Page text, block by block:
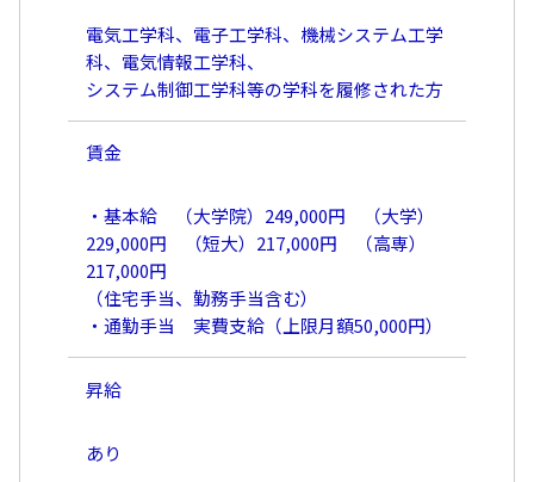
電気工学科、電子工学科、機械システム工学
科、電気情報工学科、
システム制御工学科等の学科を履修された方
賃金
・基本給 （大学院）249,000円 （大学）
229,000円 （短大）217,000円 （高専）
217,000円
（住宅手当、勤務手当含む）
・通勤手当 実費支給（上限月額50,000円）
昇給
あり